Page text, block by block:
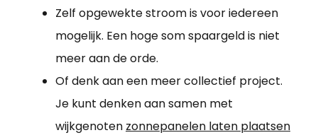
Zelf opgewekte stroom is voor iedereen
mogelijk. Een hoge som spaargeld is niet
meer aan de orde.
Of denk aan een meer collectief project.
Je kunt denken aan samen met
wijkgenoten zonnepanelen laten plaatsen